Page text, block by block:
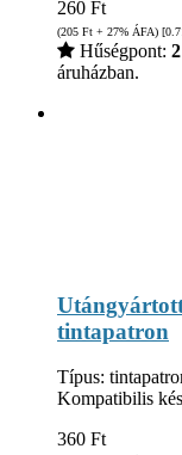
260 Ft
(205 Ft + 27% ÁFA)
Hűségpont: 2
áruházban.
tintapatron
Típus:
Kompatibilis
360 Ft